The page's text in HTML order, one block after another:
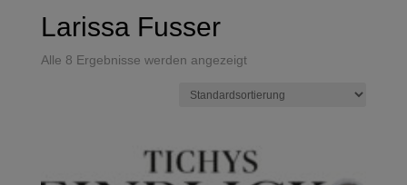
Larissa Fusser
Alle 8 Ergebnisse werden angezeigt